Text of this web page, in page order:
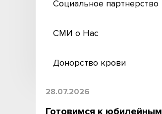
Социальное партнерство
СМИ о Нас
Донорство крови
28.07.2026
Готовимся к юбилейным